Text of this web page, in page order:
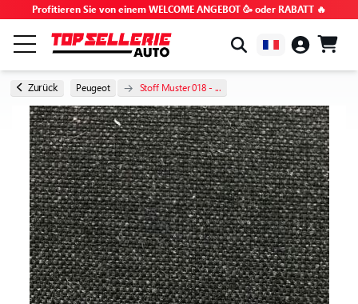
Profitieren Sie von einem WELCOME ANGEBOT 🥳 oder RABATT 🔥
NACH MARKE & MODELL
ALLE PRODUKTE
GEHEIMTIPPS
GUTSCHEINCODES
TIPPS UND TUTORIALS
Zurück Peugeot Stoff Muster 018 - ...